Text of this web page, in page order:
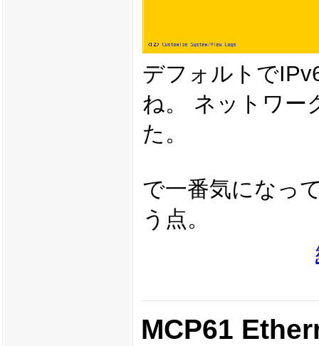
デフォルトで
ね。 ネットワー
た。
で一番気になっ
う点。
MCP61